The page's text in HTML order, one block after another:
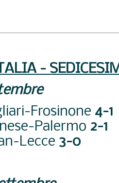
-
Frosinone 4-1
Palermo 2-1
Lecce 3-0